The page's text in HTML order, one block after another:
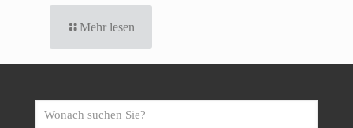
Mehr lesen
suchen